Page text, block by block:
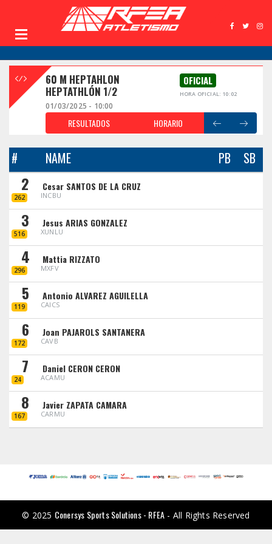
60 M HEPTAHLON
HEPTATHLÓN 1/2
OFICIAL
HORA OFICIAL: 10:02
01/03/2025 - 10:00
RESULTADOS HORARIO
# NAME PB SB
2
262
Cesar SANTOS DE LA CRUZ
INCBU
3
516
Jesus ARIAS GONZALEZ
XUNLU
4
296
Mattia RIZZATO
MXFV
5
119
Antonio ALVAREZ AGUILELLA
CAICS
6
172
Joan PAJAROLS SANTANERA
CAVB
7
24
Daniel CERON CERON
ACAMU
8
167
Javier ZAPATA CAMARA
CARMU
© 2025 Conersys Sports Solutions - RFEA - All Rights Reserved